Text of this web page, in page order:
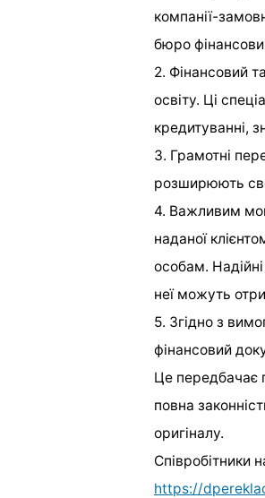
компанії-
бюро
2. Фінансовий
освіту. Ці
кредитуванні,
3. Грамотні
розширюють
4. Важливим
наданої
особам.
неї можуть
5. Згідно з
фінансовий
Це передбачає
повна
оригіналу.
Співробітники
https://